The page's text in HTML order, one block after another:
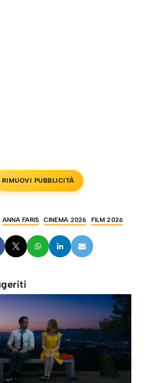
RIMUOVI PUBBLICITÀ
ANNA FARIS CINEMA 2026 FILM 2026